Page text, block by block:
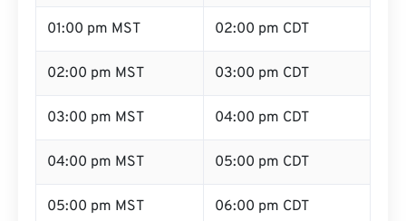
01:00 pm MST 02:00 pm CDT
02:00 pm MST 03:00 pm CDT
03:00 pm MST 04:00 pm CDT
04:00 pm MST 05:00 pm CDT
05:00 pm MST 06:00 pm CDT